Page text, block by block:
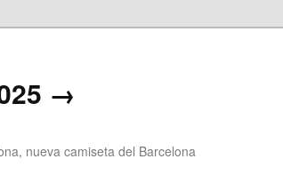
→
nueva camiseta del Barcelona